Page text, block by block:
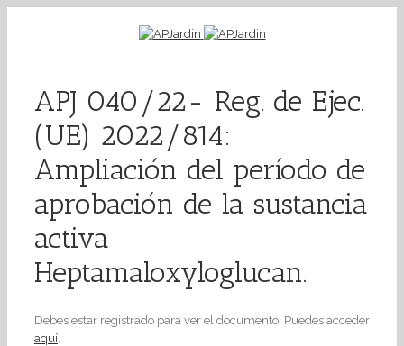
APJ 040/22- Reg. de Ejec.
(UE) 2022/814:
Ampliación del período de
aprobación de la sustancia
activa
Heptamaloxyloglucan.
Debes estar registrado para ver el documento. Puedes acceder
aquí.